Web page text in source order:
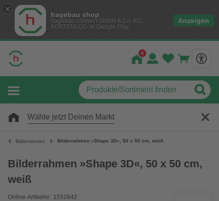
hagebau shop
hagebau connect GmbH & Co. KG
KOSTENLOS- In Google Play
Anzeigen
Wähle jetzt Deinen Markt
Bilderrahmen Bilderrahmen »Shape 3D«, 50 x 50 cm, weiß
Bilderrahmen »Shape 3D«, 50 x 50 cm,
weiß
Online-Artikelnr.: 1552642